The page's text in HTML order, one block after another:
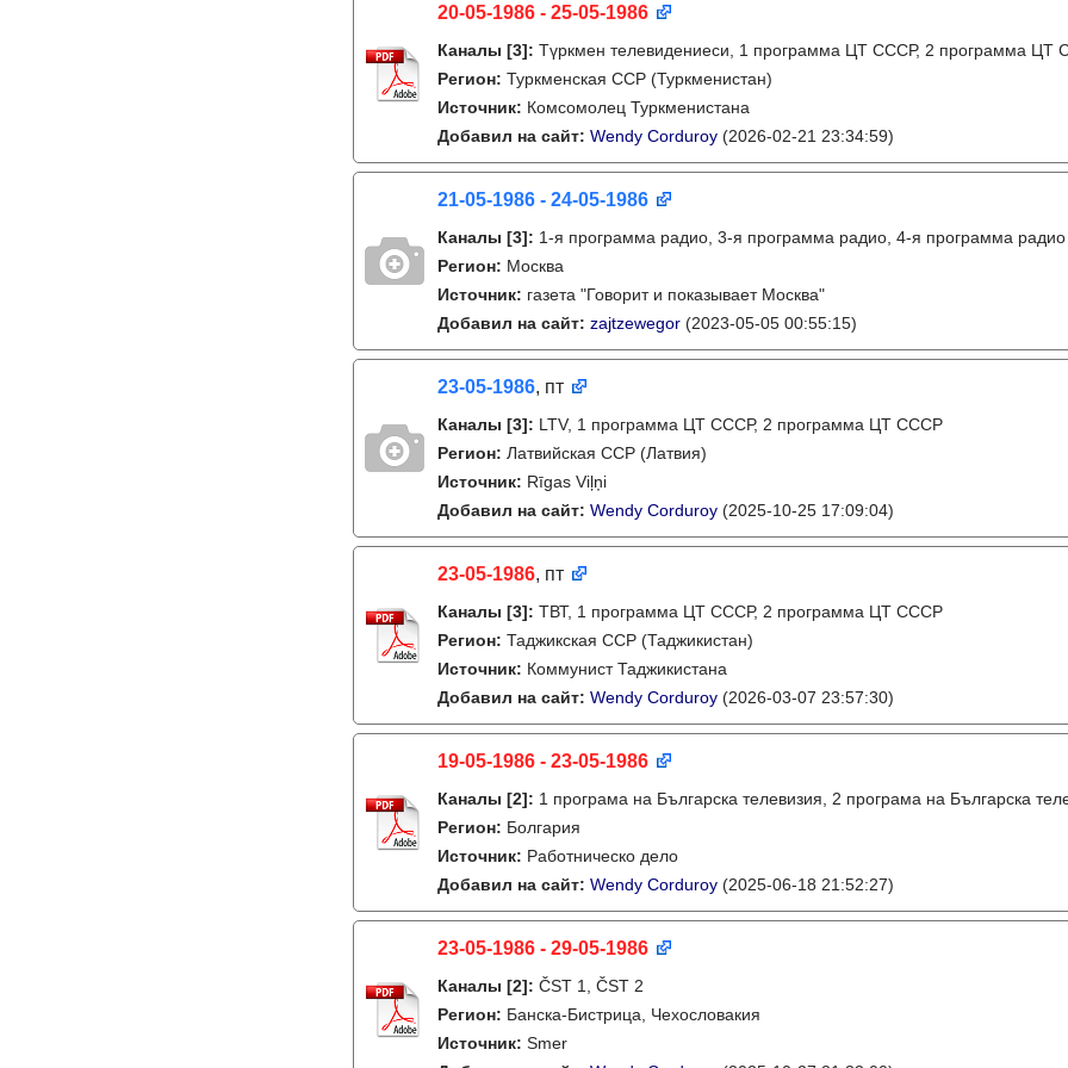
20-05-1986 - 25-05-1986
Каналы [3]: Түркмен телевидениеси, 1 программа ЦТ СССР, 2 программа ЦТ
Регион: Туркменская ССР (Туркменистан)
Источник: Комсомолец Туркменистана
Добавил на сайт: Wendy Corduroy (2026-02-21 23:34:59)
21-05-1986 - 24-05-1986
Каналы [3]: 1-я программа радио, 3-я программа радио, 4-я программа радио
Регион: Москва
Источник: газета "Говорит и показывает Москва"
Добавил на сайт: zajtzewegor (2023-05-05 00:55:15)
23-05-1986, пт
Каналы [3]: LTV, 1 программа ЦТ СССР, 2 программа ЦТ СССР
Регион: Латвийская ССР (Латвия)
Источник: Rīgas Viļņi
Добавил на сайт: Wendy Corduroy (2025-10-25 17:09:04)
23-05-1986, пт
Каналы [3]: ТВТ, 1 программа ЦТ СССР, 2 программа ЦТ СССР
Регион: Таджикская ССР (Таджикистан)
Источник: Коммунист Таджикистана
Добавил на сайт: Wendy Corduroy (2026-03-07 23:57:30)
19-05-1986 - 23-05-1986
Каналы [2]: 1 програма на Българска телевизия, 2 програма на Българска
Регион: Болгария
Источник: Работническо дело
Добавил на сайт: Wendy Corduroy (2025-06-18 21:52:27)
23-05-1986 - 29-05-1986
Каналы [2]: ČST 1, ČST 2
Регион: Банска-Бистрица, Чехословакия
Источник: Smer